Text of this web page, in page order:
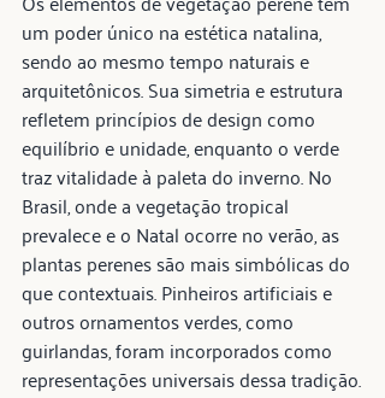
um poder único na estética natalina,
sendo ao mesmo tempo naturais e
arquitetônicos. Sua simetria e estrutura
refletem princípios de design como
equilíbrio e unidade, enquanto o verde
traz vitalidade à paleta do inverno. No
Brasil, onde a vegetação tropical
prevalece e o Natal ocorre no verão, as
plantas perenes são mais simbólicas do
que contextuais. Pinheiros artificiais e
outros ornamentos verdes, como
guirlandas, foram incorporados como
representações universais dessa tradição.